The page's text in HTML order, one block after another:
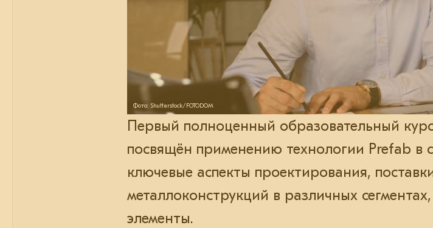
Фото: Shutterstock/FOTODOM
Первый полноценный образовательный курс
посвящён применению технологии Prefab в
ключевые аспекты проектирования,
металлоконструкций в различных
элементы.